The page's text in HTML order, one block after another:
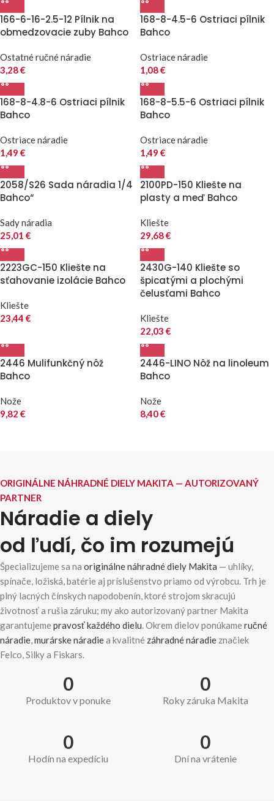
166-6-16-2.5-12 Pílnik na
obmedzovacie zuby Bahco
Ostatné ručné náradie
3,28€
168-8-4.5-6 Ostriaci pílnik
Bahco
Ostriace náradie
1,08€
168-8-4.8-6 Ostriaci pílnik
Bahco
Ostriace náradie
1,49 €
168-8-5.5-6 Ostriaci pílnik
Bahco
Ostriace náradie
1,49 €
2058/S26 Sada náradia 1/4
Bahco“
Sady náradia
25,01 €
2100PD-150 Kliešte na
plasty a meď Bahco
Kliešte
29,68€
2223GC-150 Kliešte na
sťahovanie izolácie Bahco
Kliešte
23,44 €
2430G-140 Kliešte so
špicatými a plochými
čelusťami Bahco
Kliešte
22,03 €
2446 Mulifunkčný nôž
Bahco
Nože
9,82 €
2446-LINO Nôž na linoleum
Bahco
Nože
8,40€
ORIGINÁLNE NÁHRADNÉ DIELY MAKITA — AUTORIZOVANÝ
PARTNER
Náradie a diely
od ľudí, čo im rozumejú
Špecializujeme sa na originálne náhradné diely Makita — uhlíky,
spínače, ložiská, batérie aj príslušenstvo priamo od výrobcu. Trh je
plný lacných čínskych napodobenín, ktoré strojom skracujú
životnosť a rušia záruku; my ako autorizovaný partner Makita
garantujemepravosť každého dielu. Okrem dielov ponúkameručné
náradie,murárske náradiea kvalitné záhradné náradie značiek
Felco, Silky a Fiskars.
0
Produktov v ponuke
0
Roky záruka Makita
0
Hodín na expedíciu
0
Dní na vrátenie